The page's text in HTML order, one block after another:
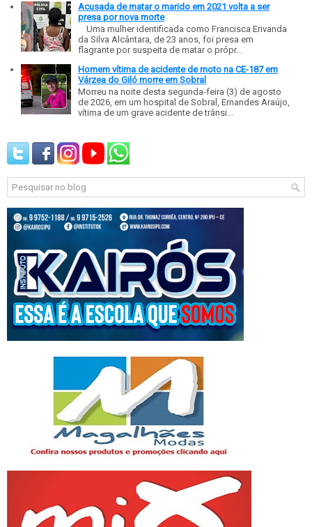
Acusada de matar o marido em 2021 volta a ser
presa por nova morte
Uma mulher identificada como Francisca Erivanda
da Silva Alcântara, de 23 anos, foi presa em
flagrante por suspeita de matar o própr...
Homem vítima de acidente de moto na CE-187 em
Várzea do Giló morre em Sobral
Morreu na noite desta segunda-feira (3) de agosto
de 2026, em um hospital de Sobral, Ernandes Araújo,
vítima de um grave acidente de trânsi...